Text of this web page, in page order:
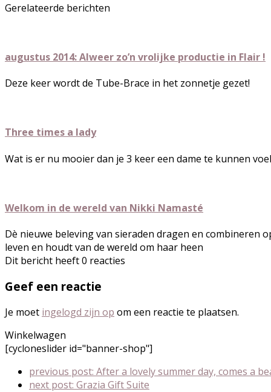
Gerelateerde berichten
augustus 2014: Alweer zo’n vrolijke productie in Flair !
Deze keer wordt de Tube-Brace in het zonnetje gezet!
Three times a lady
Wat is er nu mooier dan je 3 keer een dame te kunnen
Welkom in de wereld van Nikki Namasté
Dè nieuwe beleving van sieraden dragen en combineren
leven en houdt van de wereld om haar heen
Dit bericht heeft 0 reacties
Geef een reactie
Je moet ingelogd zijn op om een reactie te plaatsen.
Winkelwagen
[cycloneslider id="banner-shop"]
previous post: After a lovely summer day, comes a
next post: Grazia Gift Suite